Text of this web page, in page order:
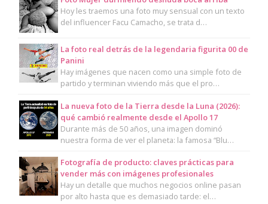
Hoy les traemos una foto muy sensual con un texto
del influencer Facu Camacho, se trata d…
La foto real detrás de la legendaria figurita 00 de
Panini
Hay imágenes que nacen como una simple foto de
partido y terminan viviendo más que el pro…
La nueva foto de la Tierra desde la Luna (2026):
qué cambió realmente desde el Apollo 17
Durante más de 50 años, una imagen dominó
nuestra forma de ver el planeta: la famosa “Blu…
Fotografía de producto: claves prácticas para
vender más con imágenes profesionales
Hay un detalle que muchos negocios online pasan
por alto hasta que es demasiado tarde: el…